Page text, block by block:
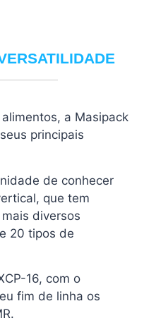
a Masipack
principais
de conhecer
que tem
diversos
20 tipos de
16, com o
fim de linha os